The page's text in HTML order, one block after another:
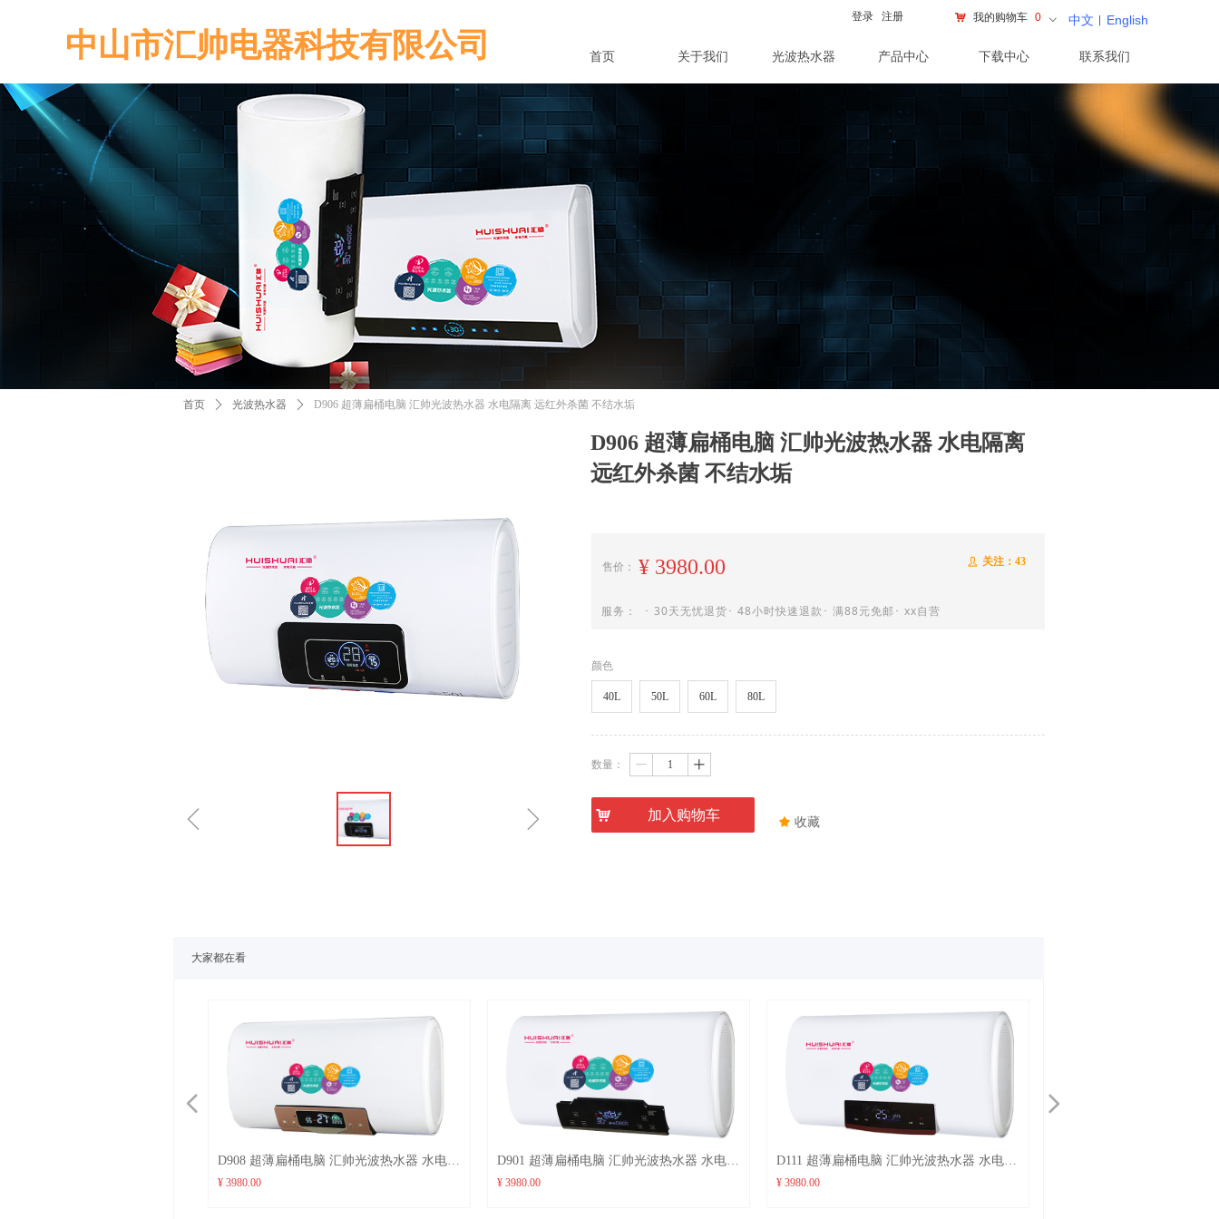
首页 关于我们 光波热水器 产品中心 下载中心 联系我们
中山市汇帅电器科技有限公司
登录 注册 낙 我的购物车 0 ꀁ 中文 ︱ English
首页 ꄲ 光波热水器 ꄲ D906 超薄扁桶电脑 汇帅光波热水器 水电隔离 远红外杀菌 不结水垢
ꁆ ꁇ
D906 超薄扁桶电脑 汇帅光波热水器 水电隔离
远红外杀菌 不结水垢
售价： ¥ 3980.00 ꄑ 关注： 43
服务： ･ 30天无忧退货･ 48小时快速退款･ 满88元免邮･ xx自营
颜色
40L 50L 60L 80L
끄 收藏
数量： ꄷ ꄸ
大家都在看
离 远红外杀菌 不结水垢
D901 超薄扁桶电脑 汇帅光波热水器 水电隔
离 远红外杀菌 不结水垢
D111 超薄扁桶电脑 汇帅光波热水器 水电隔
离 远红外杀菌 不结水垢
D104 超薄扁桶电脑 汇帅光波热水器 水电隔
넳 넲
控件[tem_25_34]渲染出错,Source:未将对象引用设置到对象的实例。
낙 加入购物车
控件[tem_25_34]渲染出错,Source:未将对象引用设置到对象的实例。